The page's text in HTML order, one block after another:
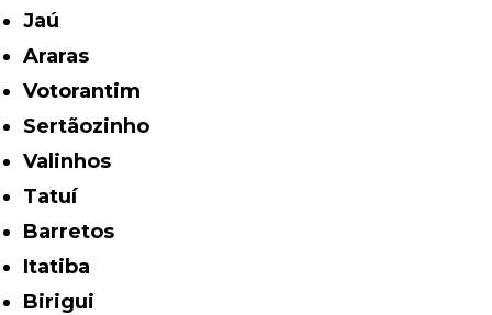
Jaú
Araras
Votorantim
Sertãozinho
Valinhos
Tatuí
Barretos
Itatiba
Birigui